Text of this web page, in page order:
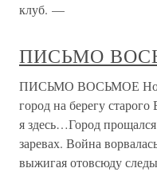
клуб. —
ПИСЬМО
ПИСЬМО ВОСЬМОЕ
город на берегу
я здесь…Город
заревах. Война
выжигая отовсюду